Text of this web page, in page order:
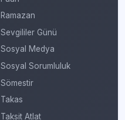
Ramazan
Sevgililer Günü
Sosyal Medya
Sosyal Sorumluluk
Sömestir
Takas
Taksit Atlat